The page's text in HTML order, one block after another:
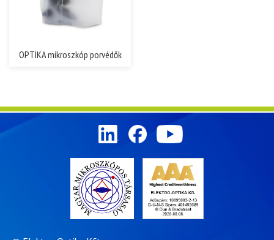
OPTIKA mikroszkóp porvédők